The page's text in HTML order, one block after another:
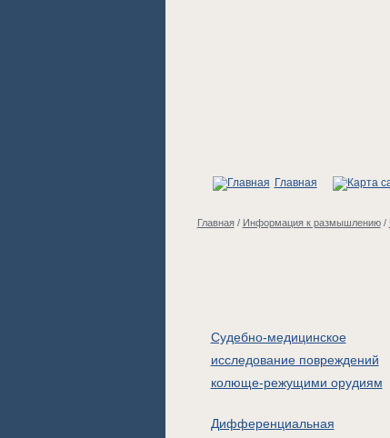
Главная
Главная/ Информация к размышлению/
Судебно-медицинское
исследование повреждений
колюще-режущими орудиям
Дифференциальная